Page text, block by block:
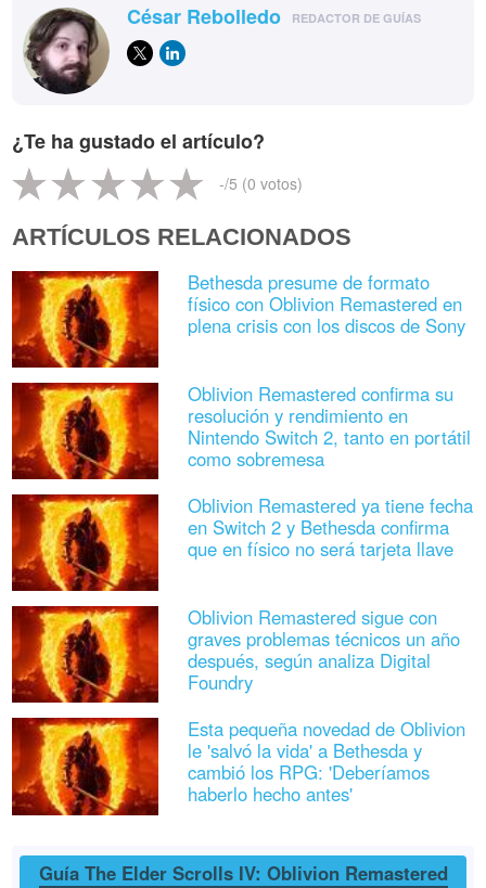
César Rebolledo REDACTOR DE GUÍAS
¿Te ha gustado el artículo?
-/5 (0 votos)
ARTÍCULOS RELACIONADOS
Bethesda presume de formato
físico con Oblivion Remastered en
plena crisis con los discos de Sony
Oblivion Remastered confirma su
resolución y rendimiento en
Nintendo Switch 2, tanto en portátil
como sobremesa
Oblivion Remastered ya tiene fecha
en Switch 2 y Bethesda confirma
que en físico no será tarjeta llave
Oblivion Remastered sigue con
graves problemas técnicos un año
después, según analiza Digital
Foundry
Esta pequeña novedad de Oblivion
le 'salvó la vida' a Bethesda y
cambió los RPG: 'Deberíamos
haberlo hecho antes'
Guía The Elder Scrolls IV: Oblivion Remastered